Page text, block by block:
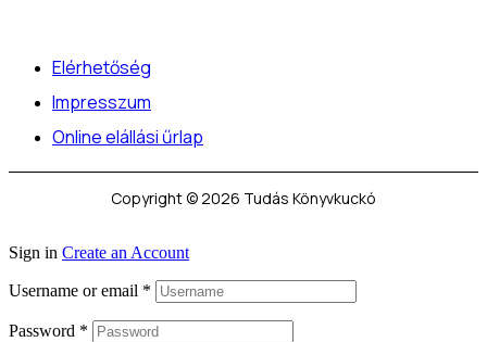
Elérhetőség
Impresszum
Online elállási űrlap
Copyright © 2026 Tudás Könyvkuckó
Sign in Create an Account
Username or email *
Password *